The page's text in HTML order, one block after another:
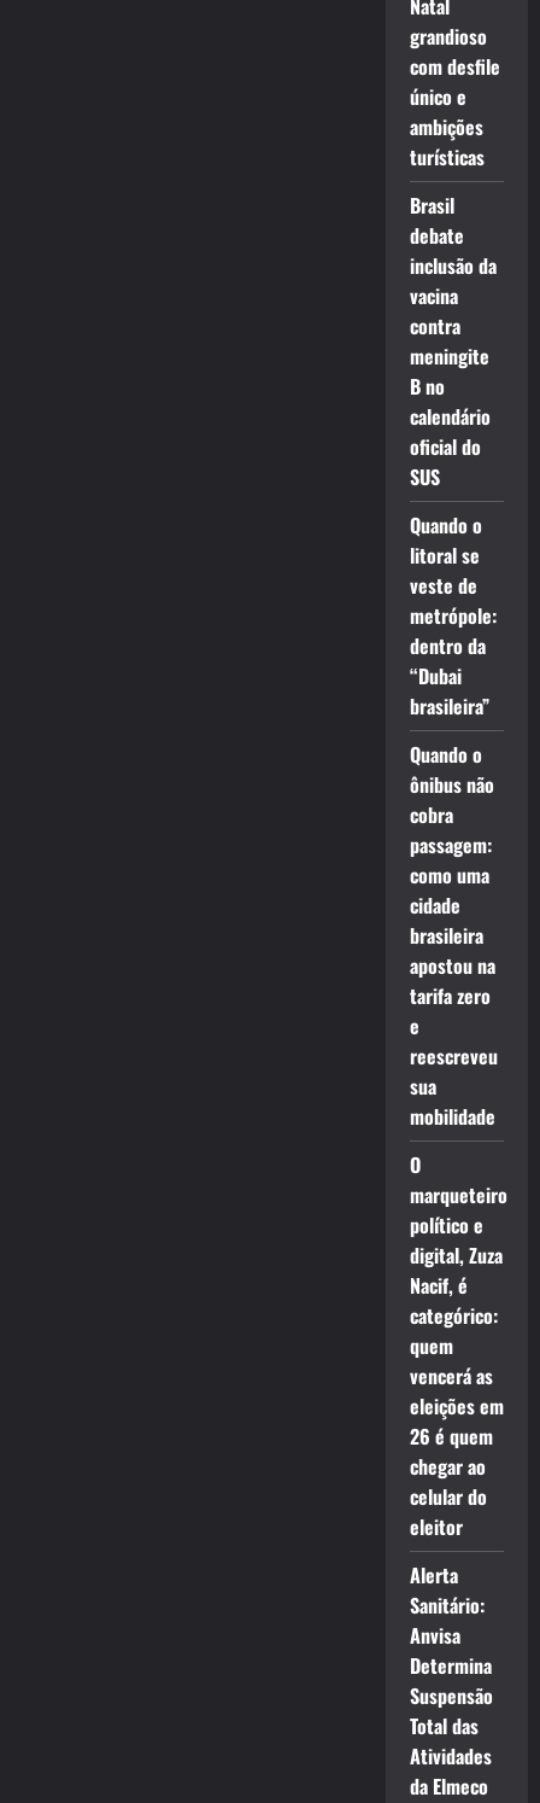
Natal
grandioso
com desfile
único e
ambições
turísticas
Brasil
debate
inclusão da
vacina
contra
meningite
B no
calendário
oficial do
SUS
Quando o
litoral se
veste de
metrópole:
dentro da
“Dubai
brasileira”
Quando o
ônibus não
cobra
passagem:
como uma
cidade
brasileira
apostou na
tarifa zero
e
reescreveu
sua
mobilidade
O
marqueteiro
político e
digital, Zuza
Nacif, é
categórico:
quem
vencerá as
eleições em
26 é quem
chegar ao
celular do
eleitor
Alerta
Sanitário:
Anvisa
Determina
Suspensão
Total das
Atividades
da Elmeco